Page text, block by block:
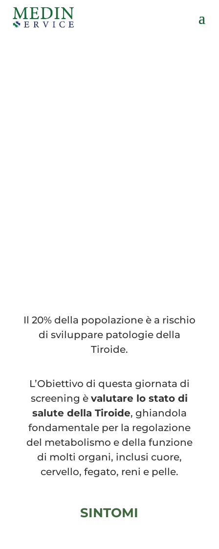
Il 20% della popolazione è a rischio
di sviluppare patologie della
Tiroide.
L’Obiettivo di questa giornata di
screening èvalutare lo stato di
salute della Tiroide, ghiandola
fondamentale per la regolazione
del metabolismo e della funzione
di molti organi, inclusi cuore,
cervello, fegato, reni e pelle.
SINTOMI